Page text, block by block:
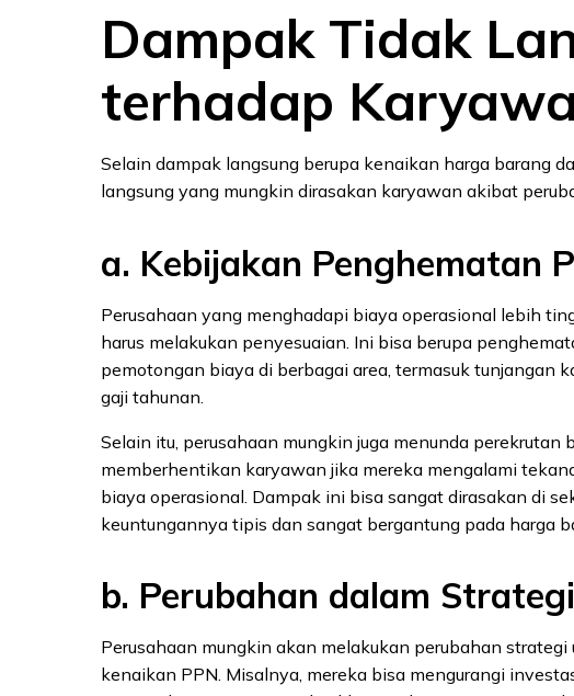
Dampak Tidak
terhadap
Selain dampak langsung berupa kenaikan harga barang
langsung yang mungkin dirasakan karyawan akibat
a. Kebijakan Penghematan
Perusahaan yang menghadapi biaya operasional lebih
harus melakukan penyesuaian. Ini bisa berupa
pemotongan biaya di berbagai area, termasuk tunjangan
gaji tahunan.
Selain itu, perusahaan mungkin juga menunda perekrutan
memberhentikan karyawan jika mereka mengalami
biaya operasional. Dampak ini bisa sangat dirasakan di
keuntungannya tipis dan sangat bergantung pada harga
b. Perubahan dalam
Perusahaan mungkin akan melakukan perubahan
kenaikan PPN. Misalnya, mereka bisa mengurangi